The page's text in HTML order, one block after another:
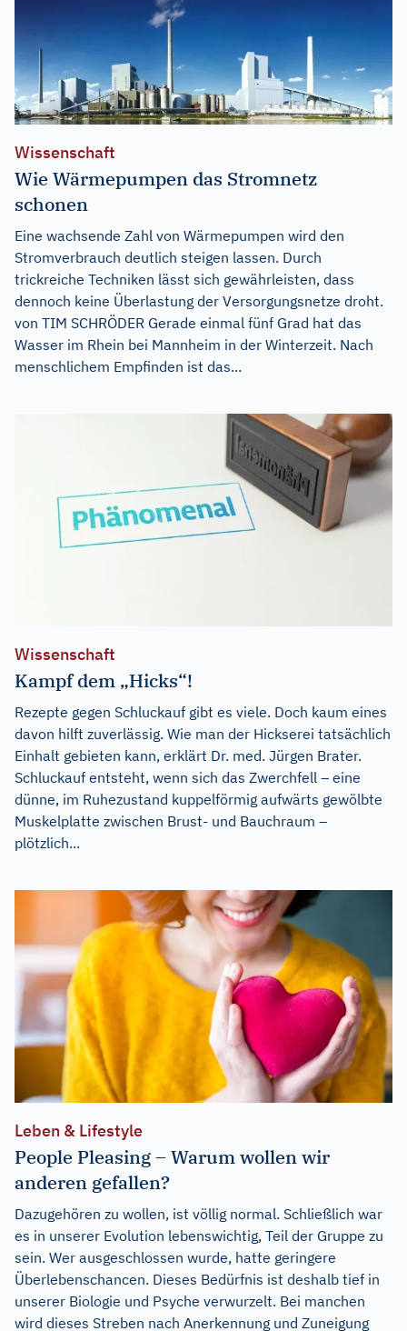
Wissenschaft
Wie Wärmepumpen das Stromnetz
schonen
Eine wachsende Zahl von Wärmepumpen wird den
Stromverbrauch deutlich steigen lassen. Durch
trickreiche Techniken lässt sich gewährleisten, dass
dennoch keine Überlastung der Versorgungsnetze droht.
von TIM SCHRÖDER Gerade einmal fünf Grad hat das
Wasser im Rhein bei Mannheim in der Winterzeit. Nach
menschlichem Empfinden ist das...
Wissenschaft
Kampf dem „Hicks“!
Rezepte gegen Schluckauf gibt es viele. Doch kaum eines
davon hilft zuverlässig. Wie man der Hickserei tatsächlich
Einhalt gebieten kann, erklärt Dr. med. Jürgen Brater.
Schluckauf entsteht, wenn sich das Zwerchfell – eine
dünne, im Ruhezustand kuppelförmig aufwärts gewölbte
Muskelplatte zwischen Brust- und Bauchraum –
plötzlich...
Leben & Lifestyle
People Pleasing – Warum wollen wir
anderen gefallen?
Dazugehören zu wollen, ist völlig normal. Schließlich war
es in unserer Evolution lebenswichtig, Teil der Gruppe zu
sein. Wer ausgeschlossen wurde, hatte geringere
Überlebenschancen. Dieses Bedürfnis ist deshalb tief in
unserer Biologie und Psyche verwurzelt. Bei manchen
wird dieses Streben nach Anerkennung und Zuneigung